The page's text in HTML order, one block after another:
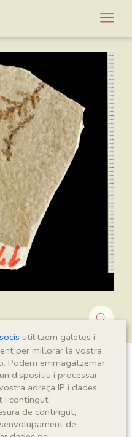
utilitzem galetes i
per millorar la vostra
Podem emmagatzemar
dispositiu i processar
adreça IP i dades
i contingut
de contingut,
de